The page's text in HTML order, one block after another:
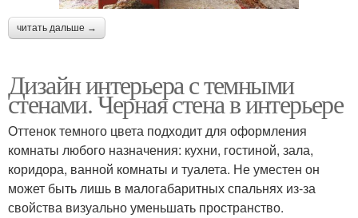
читать дальше →
Дизайн интерьера с темными
стенами. Черная стена в интерьере
Оттенок темного цвета подходит для оформления
комнаты любого назначения: кухни, гостиной, зала,
коридора, ванной комнаты и туалета. Не уместен он
может быть лишь в малогабаритных спальнях из-за
свойства визуально уменьшать пространство.